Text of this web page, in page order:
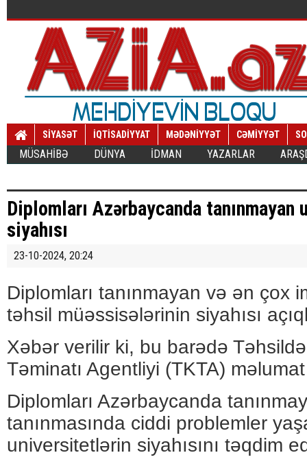
SİYASƏT İQTİSADİYYAT MƏDƏNİYYƏT CƏMİYYƏT
MÜSAHİBƏ DÜNYA İDMAN YAZARLAR
Diplomları Azərbaycanda
siyahısı
23-10-2024, 20:24
Diplomları tanınmayan və ən çox
təhsil müəssisələrinin siyahısı
Xəbər verilir ki, bu barədə
Təminatı Agentliyi (TKTA)
Diplomları Azərbaycanda
tanınmasında ciddi problemler
universitetlərin siyahısını təqdim